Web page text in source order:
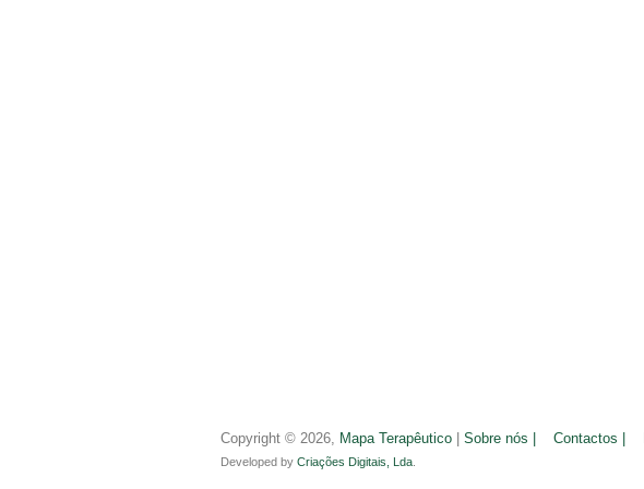
Copyright © 2026, Mapa Terapêutico Sobre nós | Contactos |
Developed by Criações Digitais, Lda